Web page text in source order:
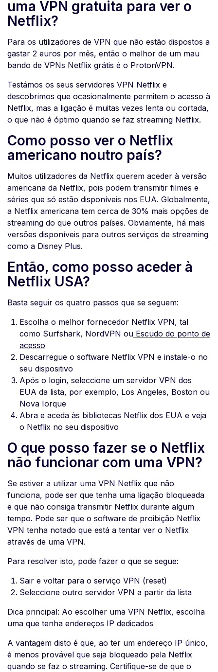
uma VPN gratuita para ver o
Netflix?
Para os utilizadores de VPN que não estão dispostos a
gastar 2 euros por mês, então o melhor de um mau
bando de VPNs Netflix grátis é o ProtonVPN.
Testámos os seus servidores VPN Netflix e
descobrimos que ocasionalmente permitem o acesso à
Netflix, mas a ligação é muitas vezes lenta ou cortada,
o que não é óptimo quando se faz streaming Netflix.
Como posso ver o Netflix
americano noutro país?
Muitos utilizadores da Netflix querem aceder à versão
americana da Netflix, pois podem transmitir filmes e
séries que só estão disponíveis nos EUA. Globalmente,
a Netflix americana tem cerca de 30% mais opções de
streaming do que outros países. Obviamente, há mais
versões disponíveis para outros serviços de streaming
como a Disney Plus.
Então, como posso aceder à
Netflix USA?
Basta seguir os quatro passos que se seguem:
Escolha o melhor fornecedor Netflix VPN, tal
como Surfshark, NordVPN ou Escudo do ponto de
acesso
Descarregue o software Netflix VPN e instale-o no
seu dispositivo
Após o login, seleccione um servidor VPN dos
EUA da lista, por exemplo, Los Angeles, Boston ou
Nova Iorque
Abra e aceda às bibliotecas Netflix dos EUA e veja
o Netflix no seu dispositivo
O que posso fazer se o Netflix
não funcionar com uma VPN?
Se estiver a utilizar uma VPN Netflix que não
funciona, pode ser que tenha uma ligação bloqueada
e que não consiga transmitir Netflix durante algum
tempo. Pode ser que o software de proibição Netflix
VPN tenha notado que está a tentar ver o Netflix
através de uma VPN.
Para resolver isto, pode fazer o que se segue:
Sair e voltar para o serviço VPN (reset)
Seleccione outro servidor VPN a partir da lista
Dica principal: Ao escolher uma VPN Netflix, escolha
uma que tenha endereços IP dedicados
A vantagem disto é que, ao ter um endereço IP único,
é menos provável que seja bloqueado pela Netflix
quando se faz o streaming. Certifique-se de que o